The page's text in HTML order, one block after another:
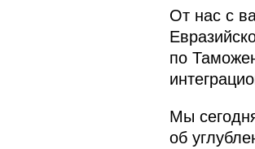
От нас с
по
Мы
об